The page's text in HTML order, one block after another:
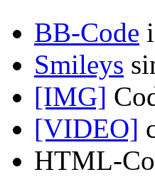
BB-Code
Smileys
[IMG]
[VIDEO]
HTML-